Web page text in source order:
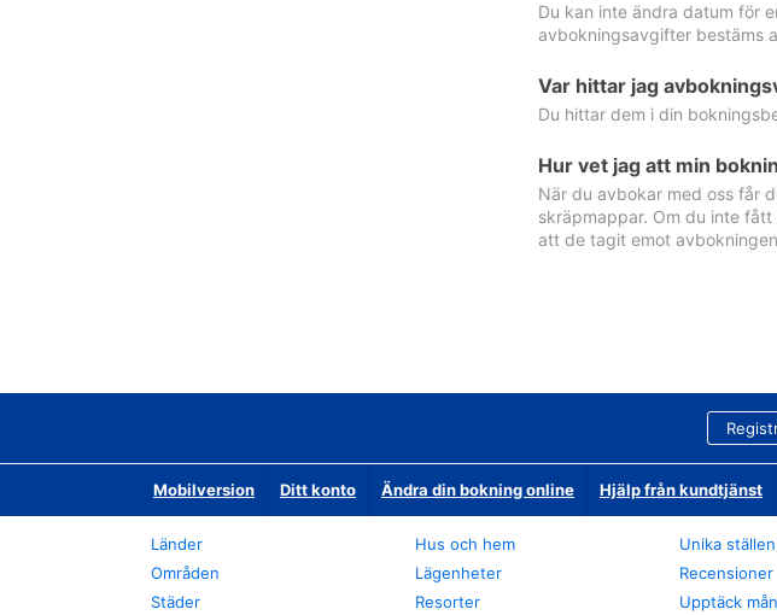
Du kan inte ändra datum för
avbokningsavgifter bestäms
Var hittar jag
Du hittar dem i din
Hur vet jag att min
När du avbokar med oss får
skräpmappar. Om du inte
att de tagit emot
Mobilversion Ditt konto Ändra din bokning online Hjälp från kundtjänst
Länder
Områden
Städer
Hus och hem
Lägenheter
Resorter
Unika
Recensioner
Upptäck